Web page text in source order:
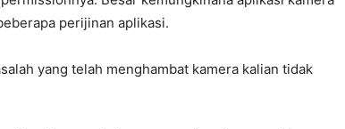
perijinan aplikasi.
yang telah menghambat kamera kalian tidak